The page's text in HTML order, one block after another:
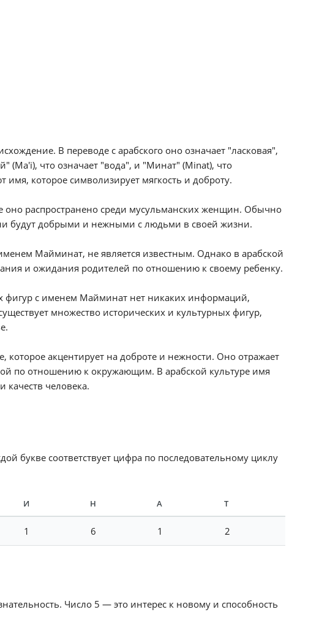
В переводе с арабского оно означает "ласковая",
(Ma'i), что означает "вода", и "Минат" (Minat), что
которое символизирует мягкость и доброту.
оно распространено среди мусульманских женщин. Обычно
будут добрыми и нежными с людьми в своей жизни.
Майминат, не является известным. Однако в арабской
и ожидания родителей по отношению к своему ребенку.
фигур с именем Майминат нет никаких информаций,
множество исторических и культурных фигур,
акцентирует на доброте и нежности. Оно отражает
по отношению к окружающим. В арабской культуре имя
качеств человека.
букве соответствует цифра по последовательному циклу
И Н А Т
1 6 1 2
Число 5 — это интерес к новому и способность